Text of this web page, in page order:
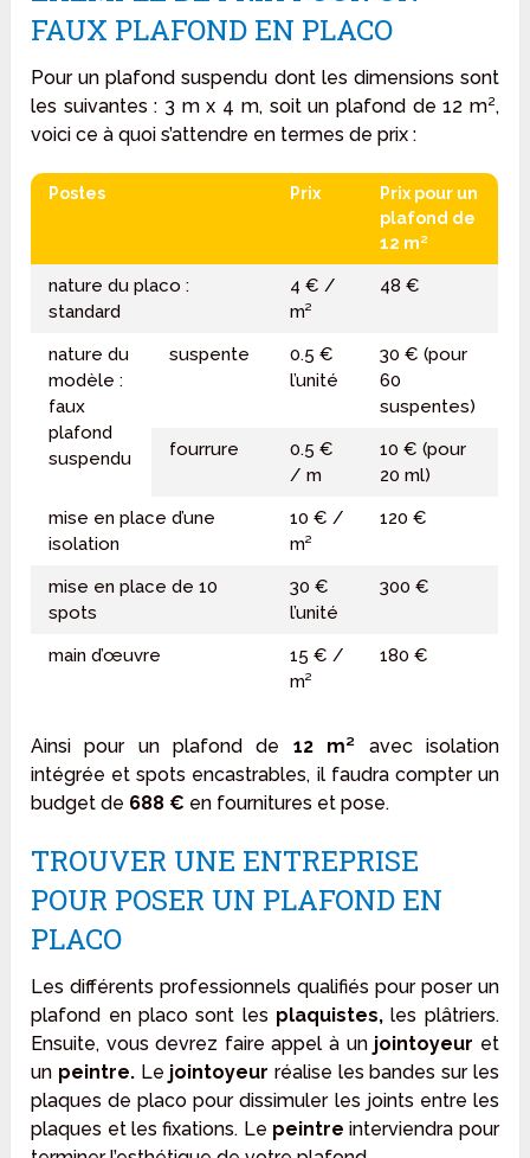
FAUX PLAFOND EN PLACO
Pour un plafond suspendu dont les dimensions sont
les suivantes : 3 m x 4 m, soit un plafond de 12 m²,
voici ce à quoi s’attendre en termes de prix :
Postes Prix
Prix pour un
plafond de
12 m²
nature du placo :
standard
4 € /
m²
48 €
nature du
modèle :
faux
plafond
suspendu
suspente
0.5 €
l’unité
30 € (pour
60
suspentes)
fourrure
0.5 €
/ m
10 € (pour
20 ml)
mise en place d’une
isolation
10 € /
m²
120 €
mise en place de 10
spots
30 €
l’unité
300 €
main d’œuvre
15 € /
m²
180 €
Ainsi pour un plafond de 12 m² avec isolation
intégrée et spots encastrables, il faudra compter un
budget de 688 € en fournitures et pose.
TROUVER UNE ENTREPRISE
POUR POSER UN PLAFOND EN
PLACO
Les différents professionnels qualifiés pour poser un
plafond en placo sont les plaquistes, les plâtriers.
Ensuite, vous devrez faire appel à un jointoyeur et
un peintre. Le jointoyeur réalise les bandes sur les
plaques de placo pour dissimuler les joints entre les
plaques et les fixations. Le peintre interviendra pour